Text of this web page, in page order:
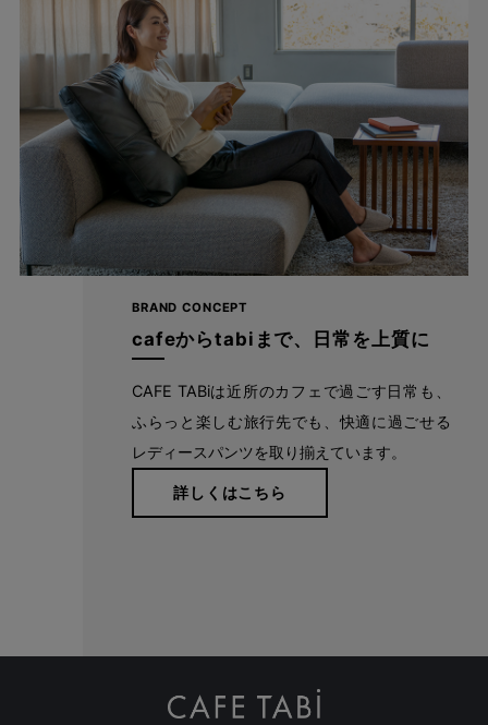
下着や体のラインをカバーする適度なハリ感
大人の肌を明るく見せる“ツヤ感”、ボディラインを拾わない“ほど
生地が伸びてしまい、膝がポコっと伸びてしまう心配もありませ
BRAND CONCEPT
cafeからtabiまで、日常を上質に
CAFE TABiは近所のカフェで過ごす日常も、
ふらっと楽しむ旅行先でも、快適に過ごせる
レディースパンツを取り揃えています。
詳しくはこちら